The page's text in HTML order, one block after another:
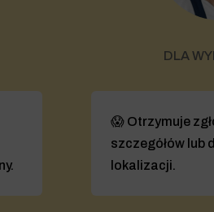
DLA
😱 Otrzymuje
szczegółów lub
lokalizacji.